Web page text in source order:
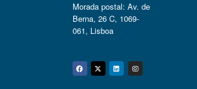
Morada postal: Av. de
Berna, 26 C, 1069-
061, Lisboa
Facebook
Twitter
Linkedin